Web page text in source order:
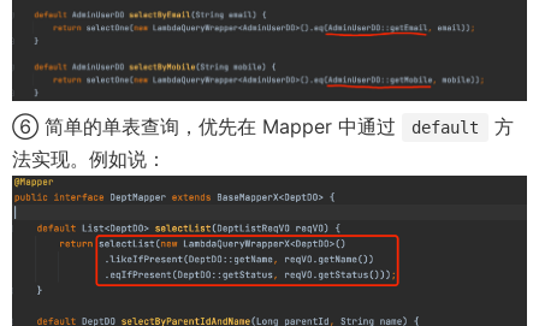
o
)
⑥ 简单的单表查询，优先在 Mapper 中通过 default
方
法实现。例如说：